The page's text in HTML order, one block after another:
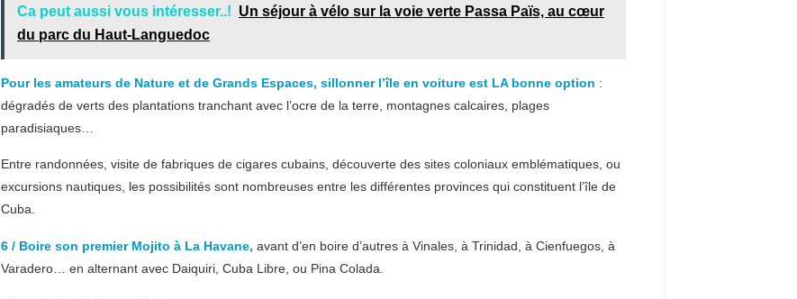
Ca peut aussi vous intéresser..! Un séjour à vélo sur la voie verte Passa Païs, au cœur
du parc du Haut-Languedoc
Pour les amateurs de Nature et de Grands Espaces, sillonner l’île en voiture est LA bonne option :
dégradés de verts des plantations tranchant avec l’ocre de la terre, montagnes calcaires, plages
paradisiaques…
Entre randonnées, visite de fabriques de cigares cubains, découverte des sites coloniaux emblématiques, ou
excursions nautiques, les possibilités sont nombreuses entre les différentes provinces qui constituent l’île de
Cuba.
6 / Boire son premier Mojito à La Havane, avant d’en boire d’autres à Vinales, à Trinidad, à Cienfuegos, à
Varadero… en alternant avec Daiquiri, Cuba Libre, ou Pina Colada.